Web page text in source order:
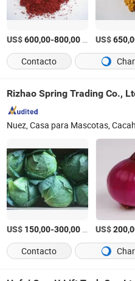
US$600,00-800,00 US$
Contacto
Rizhao Spring Trading Co.,
US$ 150,00-300,00 US$
Contacto